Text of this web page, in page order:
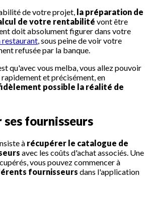
de votre projet, la préparation de
de votre rentabilité vont être
doit absolument figurer dans votre
restaurant, sous peine de voir votre
refusée par la banque.
qu'avec vous melba, vous allez pouvoir
et précisément, en
possible la réalité de
ses fournisseurs
à récupérer le catalogue de
avec les coûts d'achat associés. Une
vous pouvez commencer à
fournisseurs dans l'application